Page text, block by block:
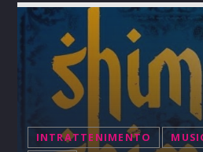
INTRATTENIMENTO